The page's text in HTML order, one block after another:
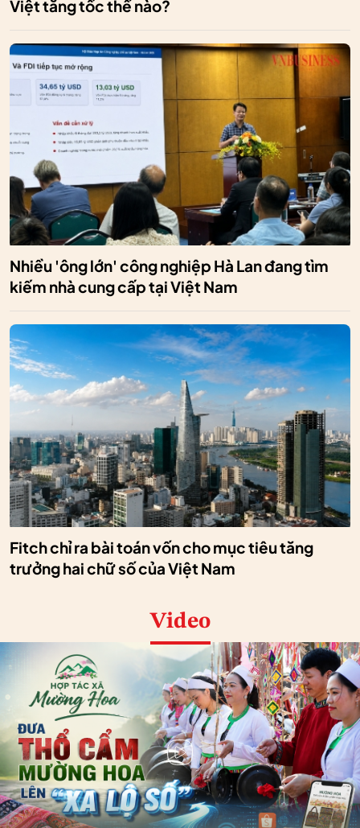
Việt tăng tốc thế nào?
Nhiều 'ông lớn' công nghiệp Hà Lan đang tìm
kiếm nhà cung cấp tại Việt Nam
Fitch chỉ ra bài toán vốn cho mục tiêu tăng
trưởng hai chữ số của Việt Nam
Video